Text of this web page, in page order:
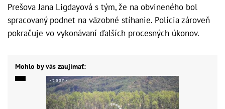
Prešova Jana Ligdayová s tým, že na obvineného bol
spracovaný podnet na väzobné stíhanie. Polícia zároveň
pokračuje vo vykonávaní ďalších procesných úkonov.
Mohlo by vás zaujímať: